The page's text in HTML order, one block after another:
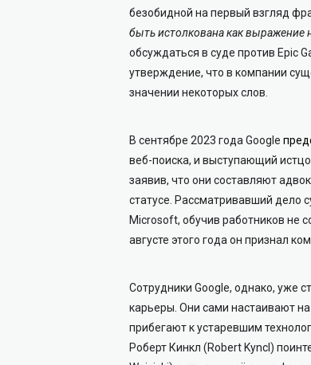
безобидной на первый взгляд
быть истолкована как выражение
обсуждаться в суде против Epic
утверждение, что в компании
значении некоторых слов.
В сентябре 2023 года Google
веб-поиска, и выступающий
заявив, что они составляют
статусе. Рассматривавший дело
Microsoft, обучив работников не
августе этого года он признал
Сотрудники Google, однако, уже
карьеры. Они сами настаивают
прибегают к устаревшим
Роберт Кинкл (Robert Kyncl)